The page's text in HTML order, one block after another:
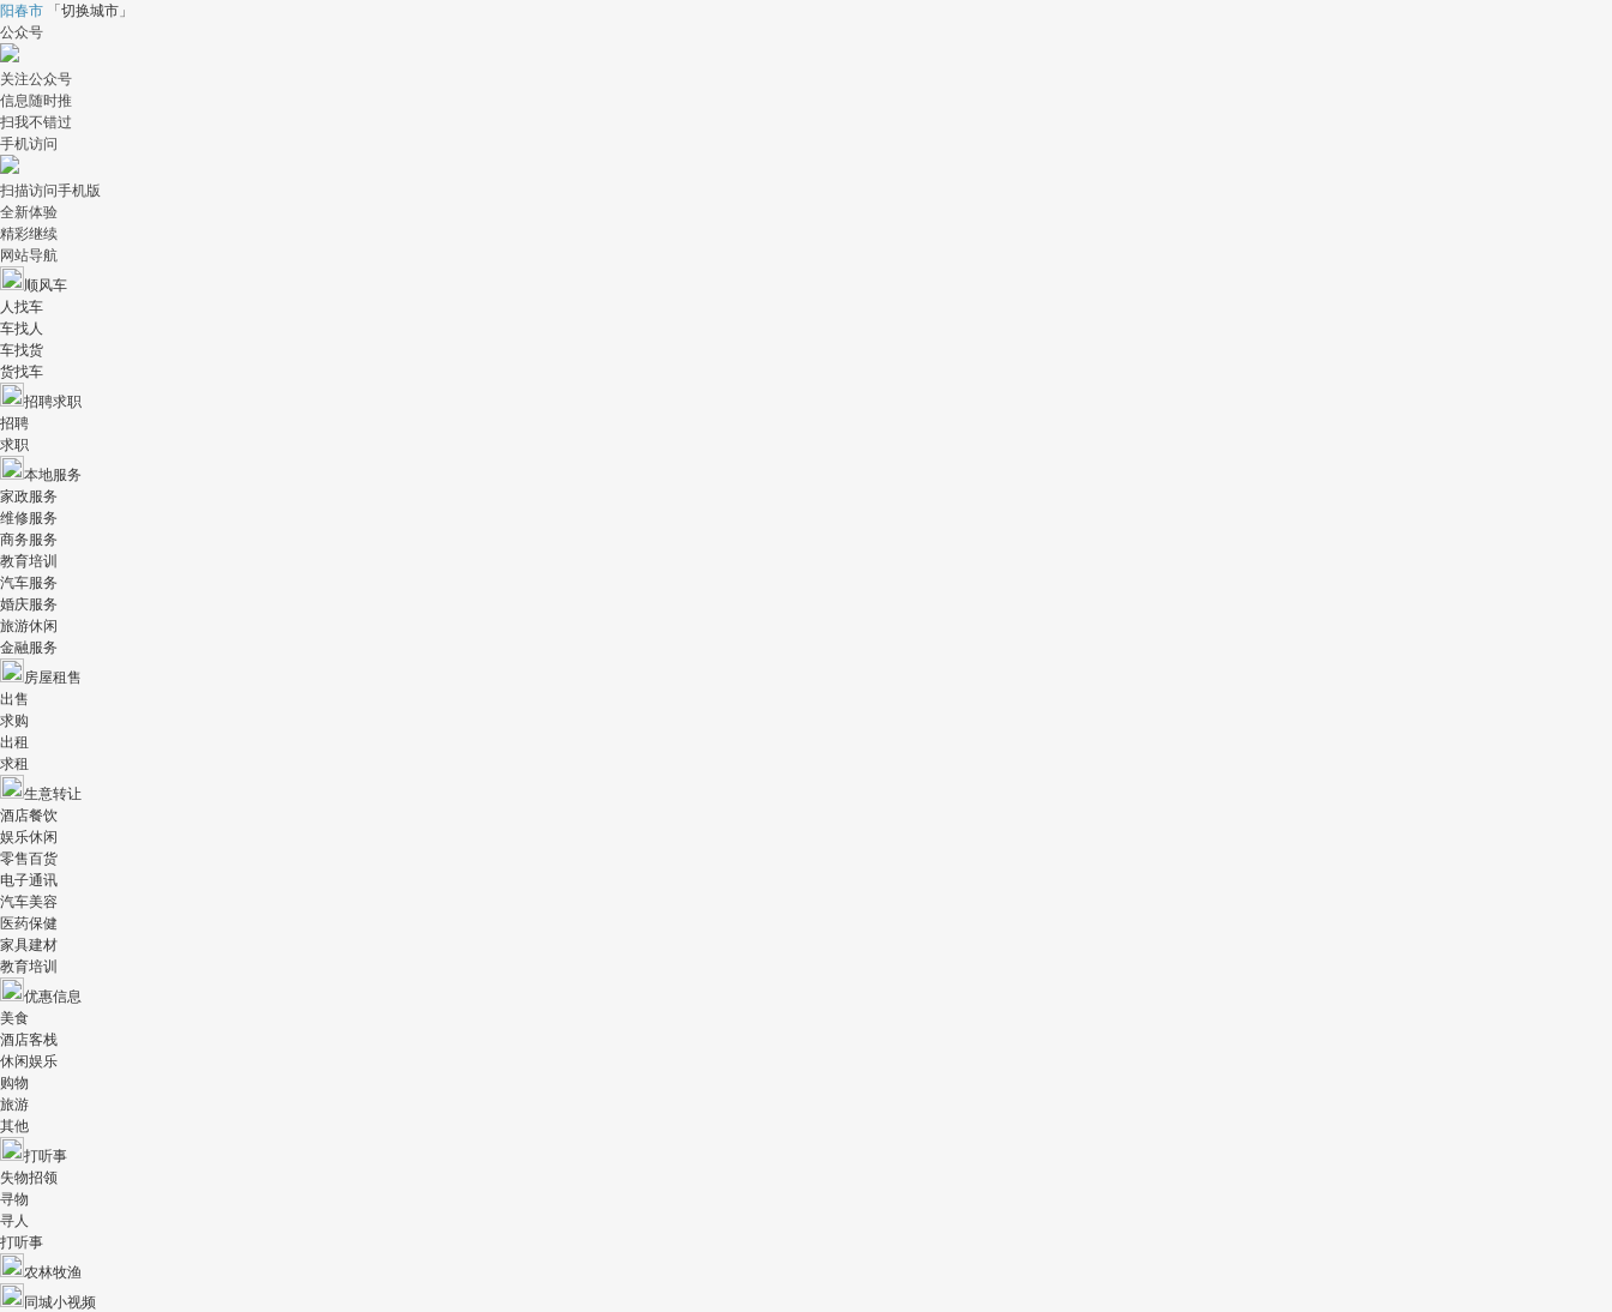
阳春市 「 切换城市 」
公众号
关注公众号
信息随时推
扫我不错过
手机访问
扫描访问手机版
全新体验
精彩继续
网站导航
顺风车
人找车
车找人
车找货
货找车
招聘求职
招聘
求职
本地服务
家政服务
维修服务
商务服务
教育培训
汽车服务
婚庆服务
旅游休闲
金融服务
房屋租售
出售
求购
出租
求租
生意转让
酒店餐饮
娱乐休闲
零售百货
电子通讯
汽车美容
医药保健
家具建材
教育培训
优惠信息
美食
酒店客栈
休闲娱乐
购物
旅游
其他
打听事
失物招领
寻物
寻人
打听事
农林牧渔
同城小视频